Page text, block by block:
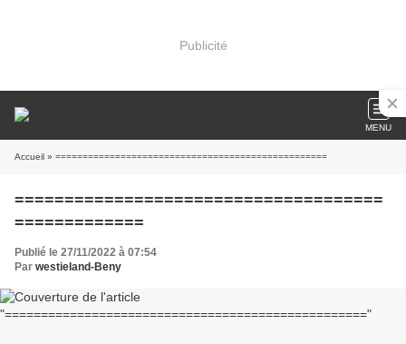
Publicité
MENU
Accueil » ==================================================
=====================================
=============
Publié le 27/11/2022 à 07:54
Par westieland-Beny